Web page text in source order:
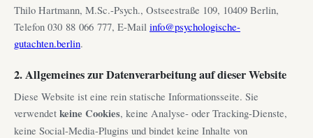
Thilo Hartmann, M.Sc.-Psych., Ostseestraße 109, 10409 Berlin,
Telefon 030 88 066 777, E-Mail info@psychologische-
gutachten.berlin.
2. Allgemeines zur Datenverarbeitung auf dieser Website
Diese Website ist eine rein statische Informationsseite. Sie
verwendet keine Cookies, keine Analyse- oder Tracking-Dienste,
keine Social-Media-Plugins und bindet keine Inhalte von